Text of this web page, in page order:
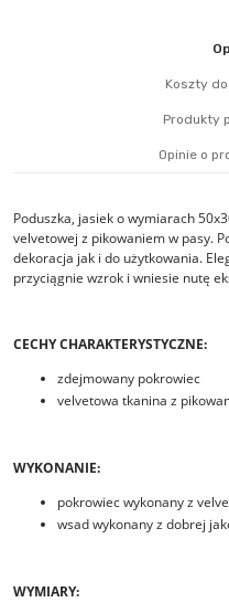
Koszty
Produkty
Opinie o
Poduszka, jasiek o wymiarach
velvetowej z pikowaniem w pasy.
dekoracja jak i do użytkowania.
przyciągnie wzrok i wniesie nutę
CECHY CHARAKTERYSTYCZNE:
zdejmowany pokrowiec
velvetowa tkanina z
WYKONANIE:
pokrowiec wykonany z
wsad wykonany z dobrej
WYMIARY: